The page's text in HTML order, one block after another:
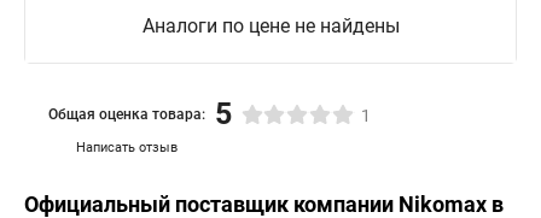
Аналоги по цене не найдены
Написать отзыв
Общая оценка товара: 5 1
Официальный поставщик компании Nikomax в